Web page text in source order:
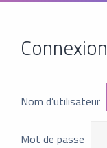
Connexion
Nom d’utilisateur
Mot de passe